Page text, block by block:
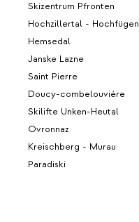
Skizentrum Pfronten
Hochzillertal - Hochfügen
Hemsedal
Janske Lazne
Saint Pierre
Doucy-combelouvière
Skilifte Unken-Heutal
Ovronnaz
Kreischberg - Murau
Paradiski